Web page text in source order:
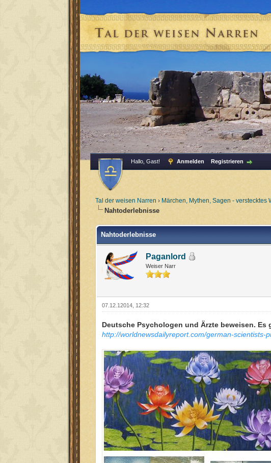
Hallo, Gast! Anmelden Registrieren
Tal der weisen Narren › Märchen, Mythen, Sagen - verstecktes
Nahtoderlebnisse
Nahtoderlebnisse
Paganlord
Weiser Narr
07.12.12014, 12:32
Deutsche Psychologen und Ärzte beweisen. Es
http://worldnewsdailyreport.com/german-scientists-